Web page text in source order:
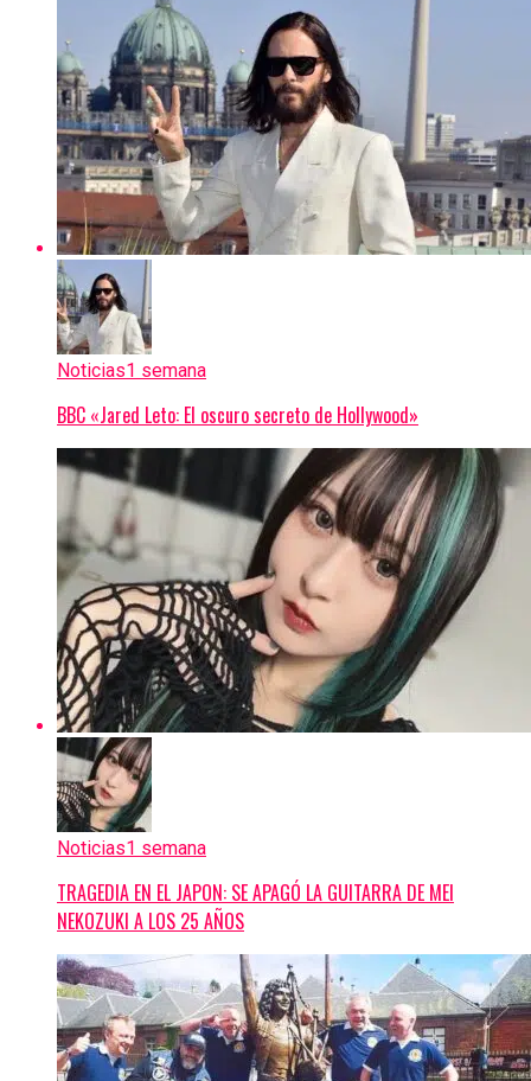
Noticias1 semana
BBC «Jared Leto: El oscuro secreto de Hollywood»
Noticias1 semana
TRAGEDIA EN EL JAPON: SE APAGÓ LA GUITARRA DE MEI
NEKOZUKI A LOS 25 AÑOS